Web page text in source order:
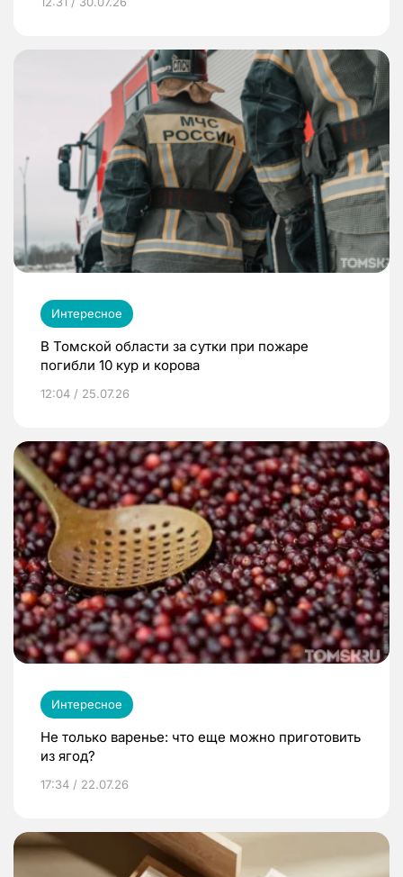
Интересное
В Томской области за сутки при пожаре
погибли 10 кур и корова
12:04 / 25.07.26
Интересное
Не только варенье: что еще можно приготовить
из ягод?
17:34 / 22.07.26